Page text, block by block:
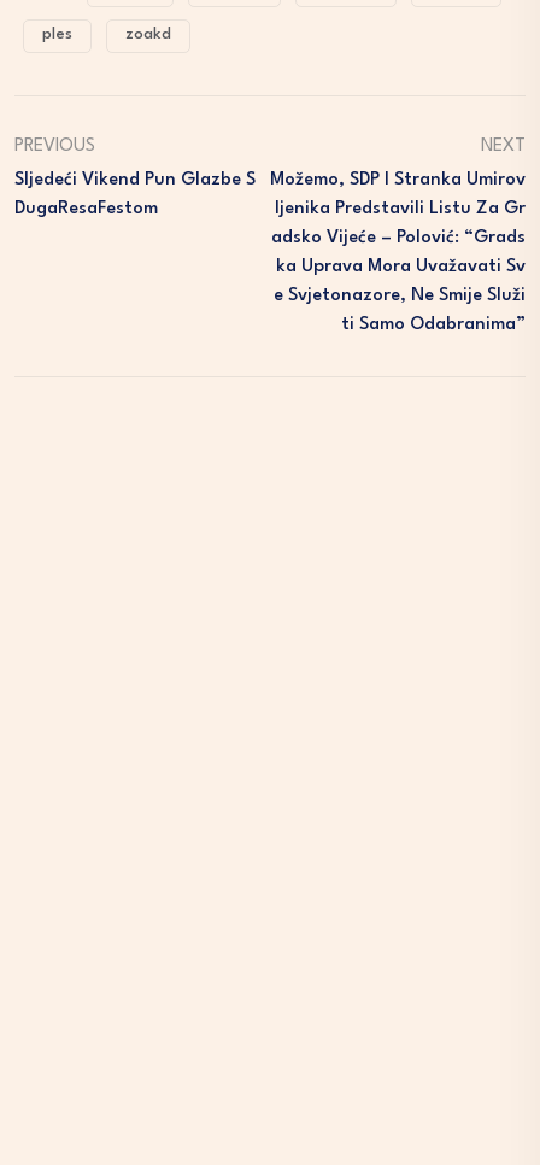
ples zoakd
PREVIOUS
Sljedeći Vikend Pun Glazbe S
DugaResaFestom
NEXT
Možemo, SDP I Stranka Umirov
Ljenika Predstavili Listu Za Gr
Adsko Vijeće – Polović: “Grads
Ka Uprava Mora Uvažavati Sv
E Svjetonazore, Ne Smije Služi
Ti Samo Odabranima”